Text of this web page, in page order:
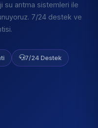
su arıtma sistemleri ile
7/24 destek ve
7/24 Destek